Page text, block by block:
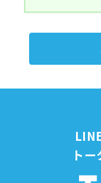
LINE公
トー